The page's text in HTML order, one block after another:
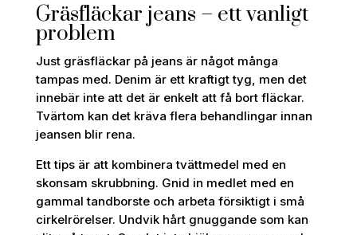
Gräsfläckar jeans – ett vanligt
problem
Just gräsfläckar på jeans är något många
tampas med. Denim är ett kraftigt tyg, men det
innebär inte att det är enkelt att få bort fläckar.
Tvärtom kan det kräva flera behandlingar innan
jeansen blir rena.
Ett tips är att kombinera tvättmedel med en
skonsam skrubbning. Gnid in medlet med en
gammal tandborste och arbeta försiktigt i små
cirkelrörelser. Undvik hårt gnuggande som kan